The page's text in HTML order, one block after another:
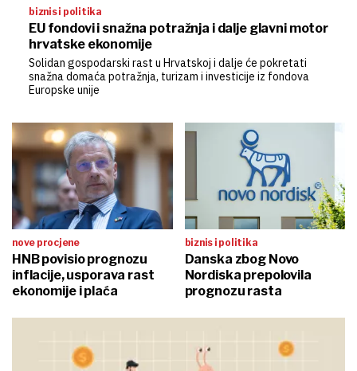
biznis i politika
EU fondovi i snažna potražnja i dalje glavni motor
hrvatske ekonomije
Solidan gospodarski rast u Hrvatskoj i dalje će pokretati
snažna domaća potražnja, turizam i investicije iz fondova
Europske unije
nove procjene
HNB povisio prognozu
inflacije, usporava rast
ekonomije i plaća
biznis i politika
Danska zbog Novo
Nordiska prepolovila
prognozu rasta